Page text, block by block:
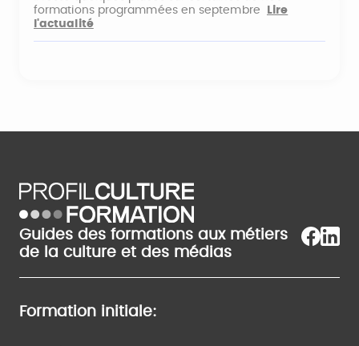
formations programmées en septembre
Lire
l'actualité
Guides des formations aux métiers
de la culture et des médias
Formation initiale: